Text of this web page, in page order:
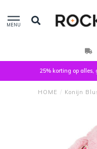
MENU
25% korting op alles,
HOME / Konijn